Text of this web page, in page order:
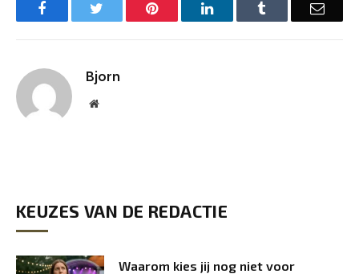
Facebook Pinterest LinkedIn Email
Bjorn
Website
KEUZES VAN DE REDACTIE
Waarom kies jij nog niet voor